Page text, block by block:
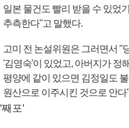
일본 물건도 빨리 받을 수 있었
추측한다"고 말했다.
고미 전 논설위원은 그러면서 "
'김영숙'이 있었고, 아버지가 정
평양에 같이 있으면 김정일도
원산으로 이주시킨 것으로 안
'째포'